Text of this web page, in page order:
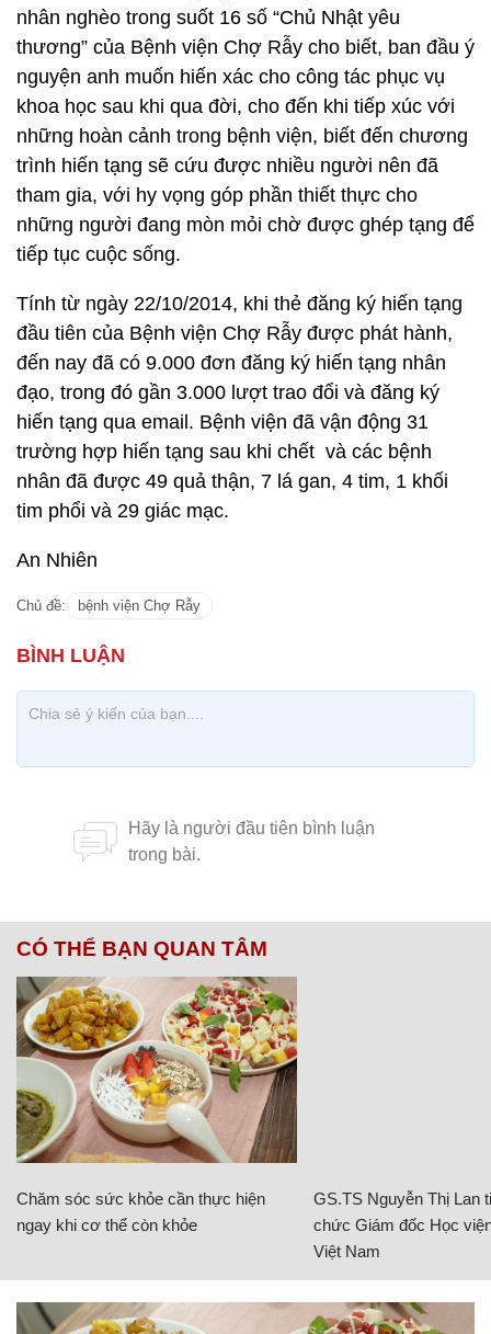
nhân nghèo trong suốt 16 số “Chủ Nhật yêu
thương” của Bệnh viện Chợ Rẫy cho biết, ban đầu ý
nguyện anh muốn hiến xác cho công tác phục vụ
khoa học sau khi qua đời, cho đến khi tiếp xúc với
những hoàn cảnh trong bệnh viện, biết đến chương
trình hiến tạng sẽ cứu được nhiều người nên đã
tham gia, với hy vọng góp phần thiết thực cho
những người đang mòn mỏi chờ được ghép tạng để
tiếp tục cuộc sống.
Tính từ ngày 22/10/2014, khi thẻ đăng ký hiến tạng
đầu tiên của Bệnh viện Chợ Rẫy được phát hành,
đến nay đã có 9.000 đơn đăng ký hiến tạng nhân
đạo, trong đó gần 3.000 lượt trao đổi và đăng ký
hiến tạng qua email. Bệnh viện đã vận động 31
trường hợp hiến tạng sau khi chết và các bệnh
nhân đã được 49 quả thận, 7 lá gan, 4 tim, 1 khối
tim phổi và 29 giác mạc.
An Nhiên
Chủ đề: bệnh viện Chợ Rẫy
CÓ THỂ BẠN QUAN TÂM
Chăm sóc sức khỏe cần thực hiện
ngay khi cơ thể còn khỏe
GS.TS Nguyễn Thị Lan
chức Giám đốc Học
Việt Nam